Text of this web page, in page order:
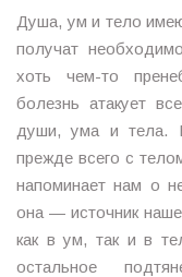
Душа, ум и тело
получат
хоть чем-то
болезнь атакует
души, ума и тела.
прежде всего с
напоминает нам о
она — источник
как в ум, так и в
остальное